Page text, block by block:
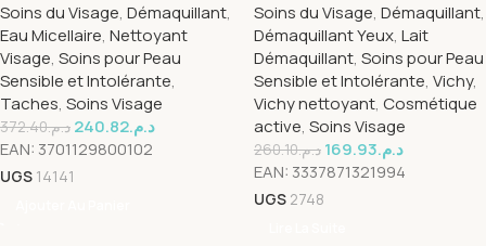
Soins du Visage, Démaquillant,
Eau Micellaire, Nettoyant
Visage, Soins pour Peau
Sensible et Intolérante,
Taches, Soins Visage
د.م.372.40 د.م.240.82
EAN: 3701129800102
UGS 14141
Peau Sensible | 300ml
Soins du Visage, Démaquillant,
Démaquillant Yeux, Lait
Démaquillant, Soins pour Peau
Sensible et Intolérante, Vichy,
Vichy nettoyant, Cosmétique
active, Soins Visage
د.م.260.10 د.م.169.93
EAN: 3337871321994
UGS 2748